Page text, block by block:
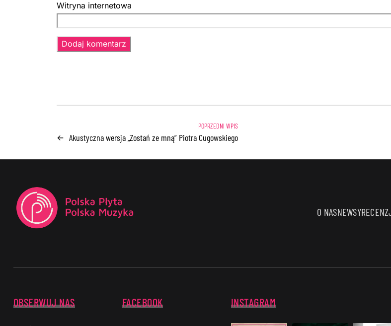
Witryna internetowa
← Akustyczna wersja „Zostań ze mną” Piotra Cugowskiego
O NASNEWSY
OBSERWUJ NAS FACEBOOK INSTAGRAM